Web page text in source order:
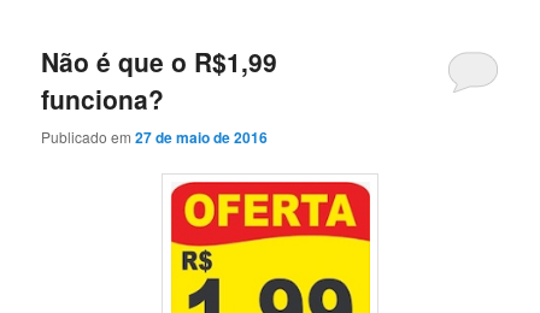
Não é que o R$1,99
funciona?
Publicado em27 de maio de 2016